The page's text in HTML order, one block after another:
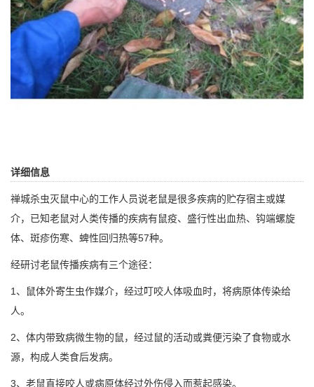
详细信息
禅城杀虫灭鼠中心的工作人员说老鼠是很多疾病的贮存宿主或媒
介，已知老鼠对人类传播的疾病有鼠疫、盛行性出血热、钩端螺旋
体、斑疹伤寒、蜱性回归热等57种。
经研讨老鼠传播疾病有三个途径：
1、鼠体外寄生虫作媒介，经过叮咬人体吸血时，将病原体传染给
人。
2、体内带致病微生物的鼠，经过鼠的活动或粪便污染了食物或水
源，构成人类食后发病。
3、老鼠直接咬人或病原体经过外伤侵入而惹起感染。